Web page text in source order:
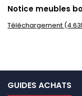
Notice meubles
Téléchargement
GUIDES ACHATS